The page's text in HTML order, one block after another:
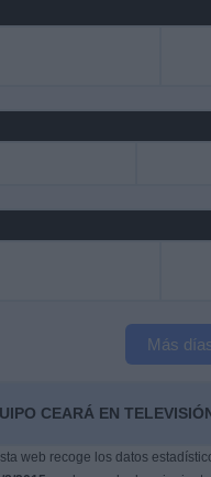
Más
CEARÁ EN
web recoge los datos